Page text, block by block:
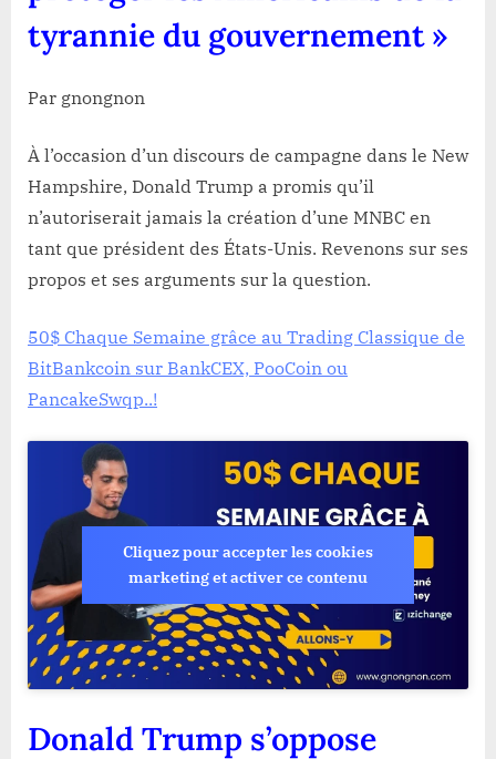
du
tyrannie du gouvernement »
Par gnongnon
À l’occasion d’un discours de campagne dans le New
Hampshire, Donald Trump a promis qu’il
n’autoriserait jamais la création d’une MNBC en
tant que président des États-Unis. Revenons sur ses
propos et ses arguments sur la question.
50$ Chaque Semaine grâce au Trading Classique de
BitBankcoin sur BankCEX, PooCoin ou
PancakeSwqp..!
Cliquez pour accepter les cookies
marketing et activer ce contenu
Donald Trump s’oppose